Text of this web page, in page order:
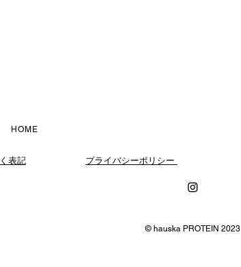
HOME
表記 プライバシーポリシー
​©️ hauska PROTEIN 2023